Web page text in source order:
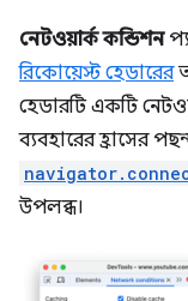
নেটওয়ার্ক কন্ডিশন
রিকোয়েস্ট হেডারের
হেডারটি একটি
ব্যবহারের হ্রাসের
উপলব্ধ।